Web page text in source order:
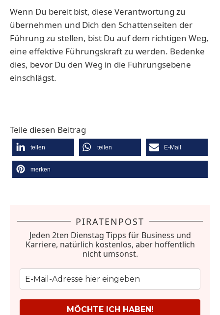
Wenn Du bereit bist, diese Verantwortung zu
übernehmen und Dich den Schattenseiten der
Führung zu stellen, bist Du auf dem richtigen Weg,
eine effektive Führungskraft zu werden. Bedenke
dies, bevor Du den Weg in die Führungsebene
einschlägst.
Teile diesen Beitrag
teilen teilen E-Mail
merken
PIRATENPOST
Jeden 2ten Dienstag Tipps für Business und
Karriere, natürlich kostenlos, aber hoffentlich
nicht umsonst.
MÖCHTE ICH HABEN!